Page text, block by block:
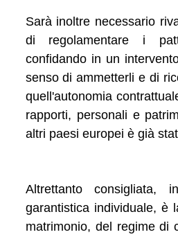
Sarà inoltre necessario
di regolamentare i
confidando in un
senso di ammetterli e di
quell'autonomia
rapporti, personali e
altri paesi europei è già
Altrettanto consigliata,
garantistica individuale, è
matrimonio, del regime di